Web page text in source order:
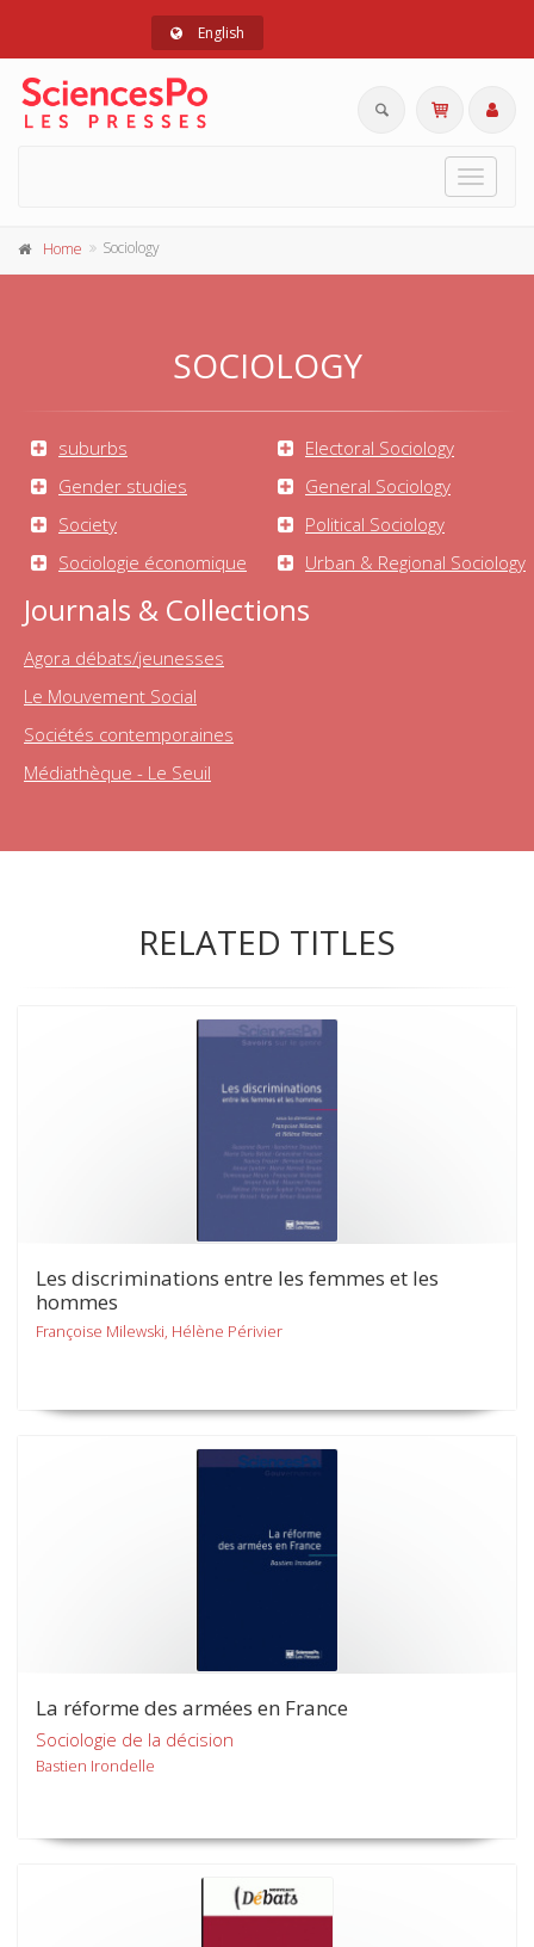
English
Toggle
Home Sociology
SOCIOLOGY
suburbs
Gender studies
Society
Sociologie économique
Electoral Sociology
General Sociology
Political Sociology
Urban & Regional Sociology
Journals & Collections
Agora débats/jeunesses
Le Mouvement Social
Sociétés contemporaines
Médiathèque - Le Seuil
RELATED TITLES
Les discriminations entre les femmes et les
hommes
Françoise Milewski, Hélène Périvier
La réforme des armées en France
Sociologie de la décision
Bastien Irondelle